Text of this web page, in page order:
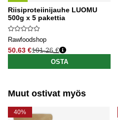
Riisiproteiinijauhe LUOMU
500g x 5 pakettia
Rawfoodshop
50.63 €
Normaali hinta
101.26 €
OSTA
Muut ostivat myös
40%